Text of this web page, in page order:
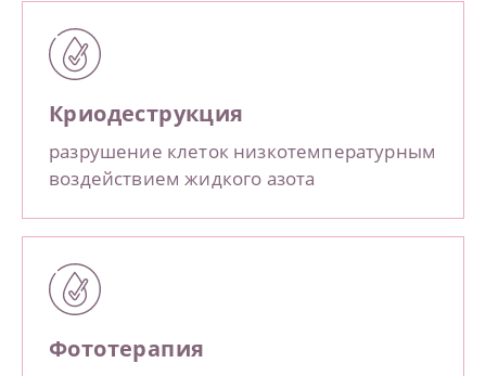
Криодеструкция
разрушение клеток низкотемпературным
воздействием жидкого азота
Фототерапия